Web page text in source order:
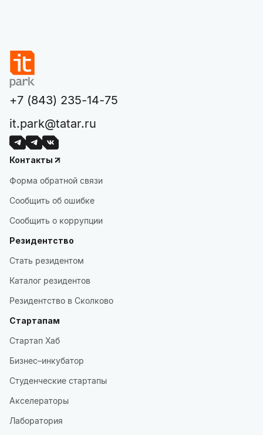
+7 (843) 235-14-75
it.park@tatar.ru
Контакты
Форма обратной связи
Сообщить об ошибке
Сообщить о коррупции
Резидентство
Стать резидентом
Каталог резидентов
Резидентство в Сколково
Стартапам
Стартап Хаб
Бизнес–инкубатор
Студенческие стартапы
Акселераторы
Лаборатория